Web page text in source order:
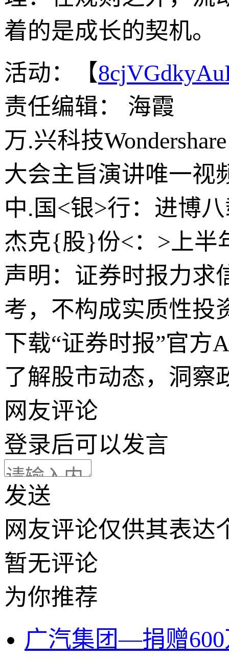
着的是成长的契机。
活动：【
责任编辑： 海霞
万.兴科技
大会主旨演讲唯一视
中.国<银>行：进博
杰克{股}份<：>上半
声明：证券时报力求
考，不构成实质性投
下载“证券时报”官方
了解股市动态，洞察
网友评论
登录后可以发言
发送
网友评论仅供其表达
暂无评论
为你推荐
广汽集团—捐赠